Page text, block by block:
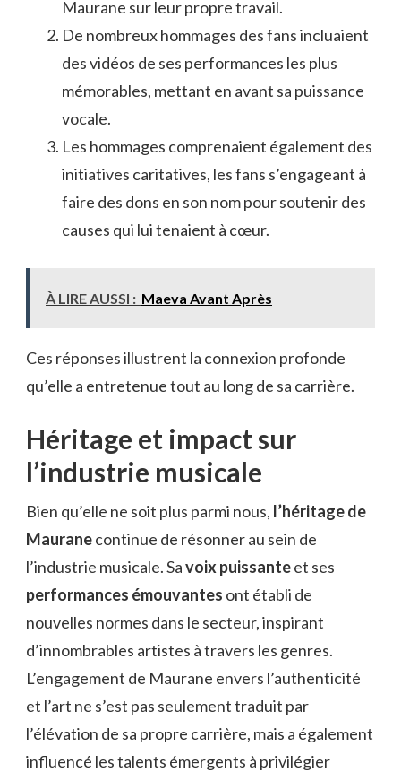
Maurane sur leur propre travail.
De nombreux hommages des fans incluaient
des vidéos de ses performances les plus
mémorables, mettant en avant sa puissance
vocale.
Les hommages comprenaient également des
initiatives caritatives, les fans s’engageant à
faire des dons en son nom pour soutenir des
causes qui lui tenaient à cœur.
À LIRE AUSSI : Maeva Avant Après
Ces réponses illustrent la connexion profonde
qu’elle a entretenue tout au long de sa carrière.
Héritage et impact sur
l’industrie musicale
Bien qu’elle ne soit plus parmi nous, l’héritage de
Mauranecontinue de résonner au sein de
l’industrie musicale. Savoix puissanteet ses
performances émouvantes ont établi de
nouvelles normes dans le secteur, inspirant
d’innombrables artistes à travers les genres.
L’engagement de Maurane envers l’authenticité
et l’art ne s’est pas seulement traduit par
l’élévation de sa propre carrière, mais a également
influencé les talents émergents à privilégier